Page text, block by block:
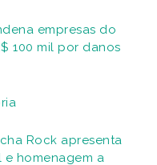
empresas do
100 mil por danos
Rock apresenta
homenagem a